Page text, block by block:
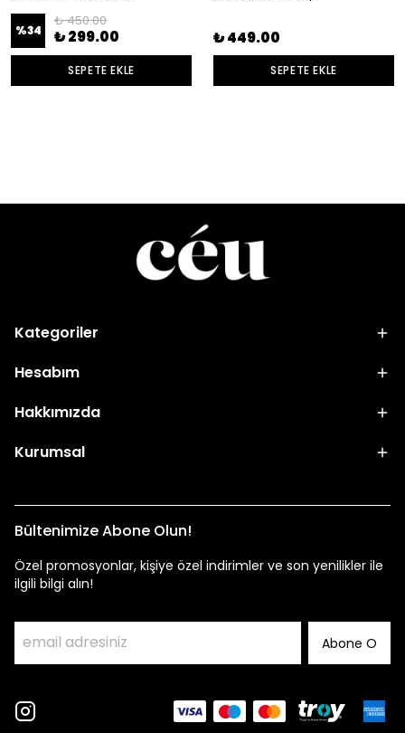
%34
₺ 450.00
₺ 299.00
SEPETE EKLE
₺ 449.00
SEPETE EKLE
Kategoriler
Hesabım
Hakkımızda
Kurumsal
Bültenimize Abone Olun!
Özel promosyonlar, kişiye özel indirimler ve son yenilikler ile
ilgili bilgi alın!
Abone O